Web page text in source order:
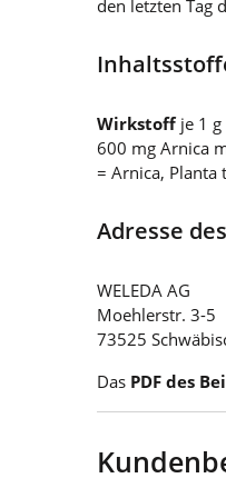
den letzten Tag
Wirkstoff je 1
600 mg Arnica
= Arnica, Planta
Adresse
WELEDA AG
Moehlerstr. 3-5
73525
Das PDF des